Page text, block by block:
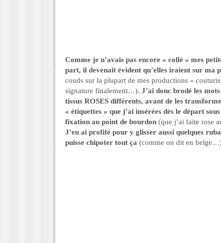
Comme je n’avais pas encore « collé » mes
part, il devenait évident qu’elles iraient sur ma
couds sur la plupart de mes productions «
signature finalement…). J’ai donc brodé les
tissus ROSES différents, avant de les
« étiquettes » que j’ai insérées dès le départ
fixation au point de bourdon (que j’ai faite rose
J’en ai profité pour y glisser aussi quelques
puisse chipoter tout ça (comme on dit en